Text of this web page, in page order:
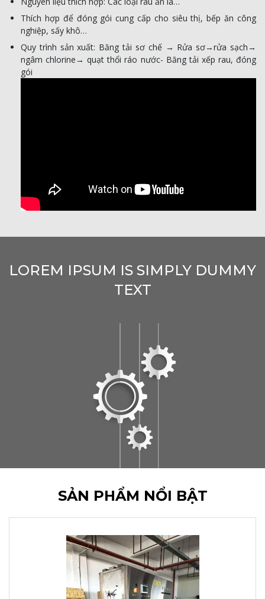
Thích hợp để đóng gói cung cấp cho siêu thị, bếp ăn công
nghiệp, sấy khô…
Quy trình sản xuất: Băng tải sơ chế → Rửa sơ→rửa sạch→
ngâm chlorine→ quạt thổi ráo nước- Băng tải xếp rau, đóng
gói
LOREM IPSUM IS SIMPLY DUMMY
TEXT
SẢN PHẨM NỔI BẬT